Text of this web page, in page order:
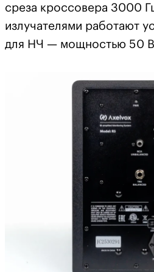
среза кроссовера 3000
излучателями работают
для НЧ — мощностью 50